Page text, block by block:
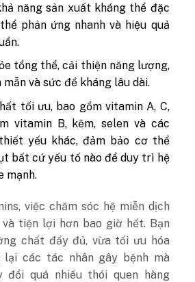
năng sản xuất kháng thể đặc
phản ứng nhanh và hiệu quả
tổng thể, cải thiện năng lượng,
và sức đề kháng lâu dài.
tối ưu, bao gồm vitamin A, C,
vitamin B, kẽm, selen và các
yếu khác, đảm bảo cơ thể
bất cứ yếu tố nào để duy trì hệ
mạnh.
việc chăm sóc hệ miễn dịch
tiện lợi hơn bao giờ hết. Bạn
chất đầy đủ, vừa tối ưu hóa
lại các tác nhân gây bệnh mà
đổi quá nhiều thói quen hàng